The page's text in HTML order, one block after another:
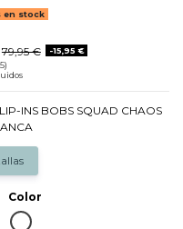
en stock
79,95 €
-15,95 €
INS BOBS SQUAD CHAOS
Color
BLANCO